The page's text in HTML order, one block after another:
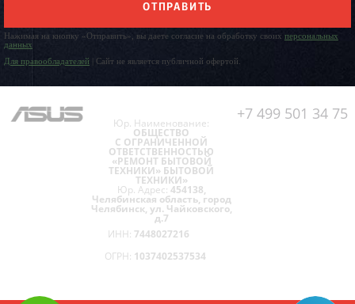
ОТПРАВИТЬ
Нажимая на кнопку «Отправить», вы даете согласие на обработку своих персональных
данных
Для правообладателей | Сайт не является публичной офертой.
+7 499 501 34 75
Юр. Наименование:
ОБЩЕСТВО
С ОГРАНИЧЕННОЙ
ОТВЕТСТВЕННОСТЬЮ
«РЕМОНТ БЫТОВОЙ
ТЕХНИКИ» БЫТОВОЙ
ТЕХНИКИ»
Юр. Адрес: 454138,
Челябинская область, город
Челябинск, ул. Чайковского,
д.7
ИНН: 7448027216
ОГРН: 1037402537534